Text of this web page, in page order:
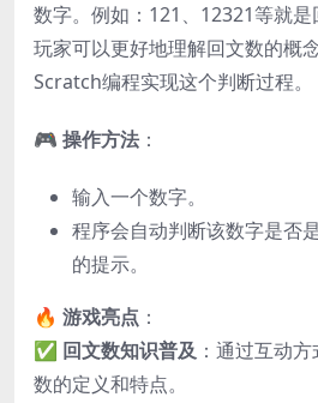
数字。例如：121、12321等就是
玩家可以更好地理解回文数的概
Scratch编程实现这个判断过程。
🎮 操作方法 ：
输入一个数字。
程序会自动判断该数字是否
的提示。
🔥 游戏亮点 ：
✅ 回文数知识普及 ：通过互动
数的定义和特点。